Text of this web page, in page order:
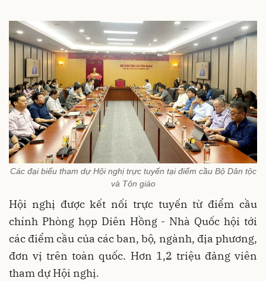
Các đại biểu tham dự Hội nghị trực tuyến tại điểm cầu Bộ Dân tộc
và Tôn giáo
Hội nghị được kết nối trực tuyến từ điểm cầu
chính Phòng họp Diên Hồng - Nhà Quốc hội tới
các điểm cầu của các ban, bộ, ngành, địa phương,
đơn vị trên toàn quốc. Hơn 1,2 triệu đảng viên
tham dự Hội nghị.